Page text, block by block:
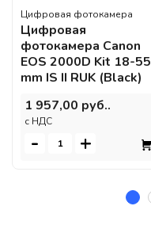
Цифровая фотокамера
Цифровая
фотокамера Canon
EOS 2000D Kit 18-55
mm IS II RUK (Black)
1 957,00 руб..
c НДС
- +